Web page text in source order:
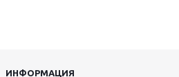
ИНФОРМАЦИЯ